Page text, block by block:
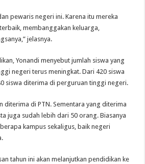
pewaris negeri ini. Karena itu mereka
membanggakan keluarga,
jelasnya.
Yonandi menyebut jumlah siswa yang
negeri terus meningkat. Dari 420 siswa
siswa diterima di perguruan tinggi negeri.
diterima di PTN. Sementara yang diterima
juga sudah lebih dari 50 orang. Biasanya
kampus sekaligus, baik negeri
tahun ini akan melanjutkan pendidikan ke